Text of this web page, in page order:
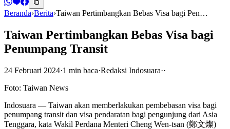
Beranda›Berita›Taiwan Pertimbangkan Bebas Visa bagi Pen…
Taiwan Pertimbangkan Bebas Visa bagi
Penumpang Transit
24 Februari 2024·1 min baca·Redaksi Indosuara··
Foto: Taiwan News
Indosuara — Taiwan akan memberlakukan pembebasan visa bagi
penumpang transit dan visa pendaratan bagi pengunjung dari Asia
Tenggara, kata Wakil Perdana Menteri Cheng Wen-tsan (鄭文燦)